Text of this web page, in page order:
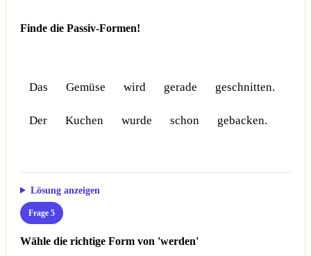
Finde die Passiv-Formen!
Das Gemüse wird gerade geschnitten.
Der Kuchen wurde schon gebacken.
Lösung anzeigen
Frage 5
Wähle die richtige Form von 'werden'